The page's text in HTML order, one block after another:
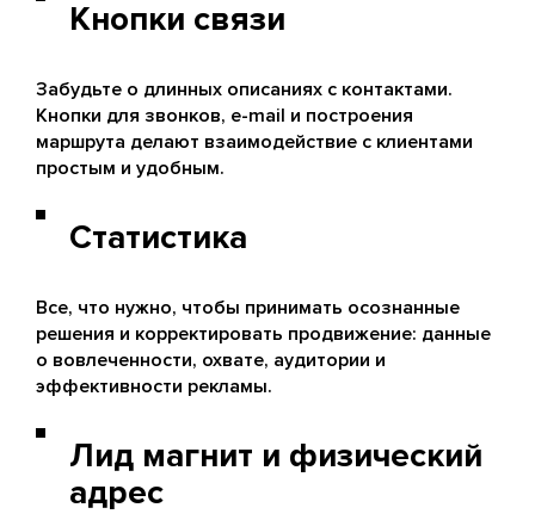
Кнопки связи
Забудьте о длинных описаниях с контактами.
Кнопки для звонков, e-mail и построения
маршрута делают взаимодействие с клиентами
простым и удобным.
Статистика
Все, что нужно, чтобы принимать осознанные
решения и корректировать продвижение: данные
о вовлеченности, охвате, аудитории и
эффективности рекламы.
Лид магнит и физический
адрес